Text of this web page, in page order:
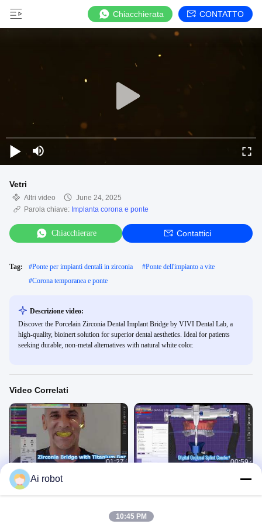
Chiacchierata CONTATTO
Vetri
Altri video
June 24, 2025
Parola chiave: Implanta corona e ponte
Chiacchierare Contattici
Tag: #Ponte per impianti dentali in zirconia #Ponte dell'impianto a vite
#Corona temporanea e ponte
Descrizione video:
Discover the Porcelain Zirconia Dental Implant Bridge by VIVI Dental Lab, a
high-quality, bioinert solution for superior dental aesthetics. Ideal for patients
seeking durable, non-metal alternatives with natural white color.
Video Correlati
01:27
Barra in titanio per ponte in zirconio
Soluzione All on X
00:59
September 11, 2025
Ai robot
10:45 PM